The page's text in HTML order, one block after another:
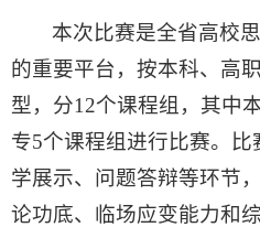
本次比赛是全省高校
的重要平台，按本科、高
型，分12个课程组，其中
专5个课程组进行比赛。
学展示、问题答辩等环节
论功底、临场应变能力和